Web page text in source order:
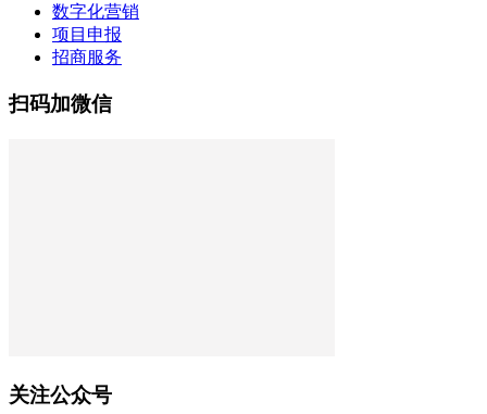
数字化营销
项目申报
招商服务
扫码加微信
关注公众号